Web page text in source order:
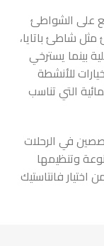
على الشواطئ
مثل شاطئ باتايا،
بينما يسترخي
للأنشطة
التي تناسب
في الرحلات
وتنظيمها
اختيار فانتاستيك